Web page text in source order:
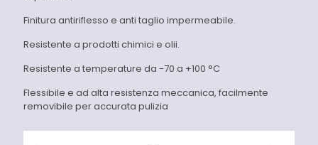
Finitura antiriflesso e anti taglio impermeabile.
Resistente a prodotti chimici e olii.
Resistente a temperature da -70 a +100 °C
Flessibile e ad alta resistenza meccanica, facilmente
removibile per accurata pulizia